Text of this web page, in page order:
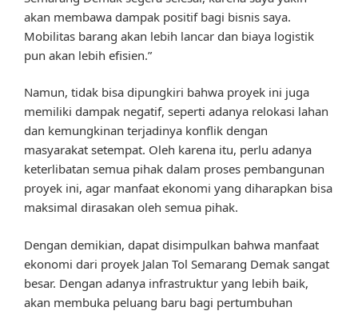
akan membawa dampak positif bagi bisnis saya.
Mobilitas barang akan lebih lancar dan biaya logistik
pun akan lebih efisien.”
Namun, tidak bisa dipungkiri bahwa proyek ini juga
memiliki dampak negatif, seperti adanya relokasi lahan
dan kemungkinan terjadinya konflik dengan
masyarakat setempat. Oleh karena itu, perlu adanya
keterlibatan semua pihak dalam proses pembangunan
proyek ini, agar manfaat ekonomi yang diharapkan bisa
maksimal dirasakan oleh semua pihak.
Dengan demikian, dapat disimpulkan bahwa manfaat
ekonomi dari proyek Jalan Tol Semarang Demak sangat
besar. Dengan adanya infrastruktur yang lebih baik,
akan membuka peluang baru bagi pertumbuhan